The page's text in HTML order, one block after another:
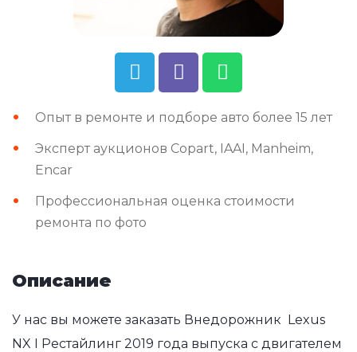
Опыт в ремонте и подборе авто более 15 лет
Эксперт аукционов Copart, IAAI, Manheim,
Encar
Профессиональная оценка стоимости
ремонта по фото
Описание
У нас вы можете заказать Внедорожник Lexus
NX I Рестайлинг 2019 года выпуска с двигателем